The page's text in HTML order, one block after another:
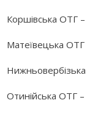
Коршівська ОТГ –
Матеївецька ОТГ
Отинійська ОТГ –